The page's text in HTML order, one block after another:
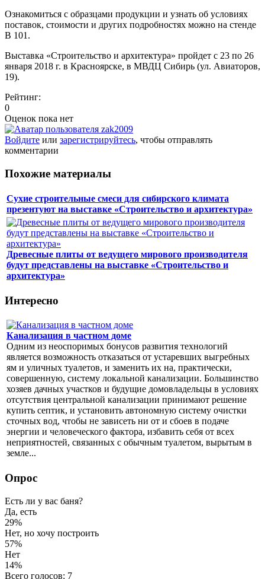
Ознакомиться с образцами продукции и узнать об условиях
поставок, стоимости и других подробностях можно на стенде
В 101.
Выставка «Строительство и архитектура» пройдет с 23 по 26
января 2018 г. в Красноярске, в МВДЦ Сибирь (ул. Авиаторов,
19).
Рейтинг:
0
Оценок пока нет
Войдите или зарегистрируйтесь, чтобы отправлять
комментарии
Похожие материалы
Сухие строительные смеси для сибирского климата
презентуют на выставке «Строительство и архитектура»
Древесные плиты от ведущего мирового производителя
будут представлены на выставке «Строительство и
архитектура»
Интересно
Канализация в частном доме
Одним из неоспоримых бонусов развития технологий
является возможность отказаться от устаревших выгребных
ям и уличных туалетов, и заменить их на, практически,
совершенную, систему локальной канализации. Большинство
хозяев дачных участков и будущие домовладельцы в условиях
отсутствия центральной канализации принимают решение
купить септик, и установить автономную систему очистки
сточных вод, чтобы не зависеть ни от и сбоев в подаче
энергии и человеческого фактора, избавить себя от всех
неприятностей, связанных с обычным туалетом, вырытым в
земле...
Опрос
Есть ли у вас баня?
Да, есть
29%
Нет, но хочу построить
57%
Нет
14%
Всего голосов: 7